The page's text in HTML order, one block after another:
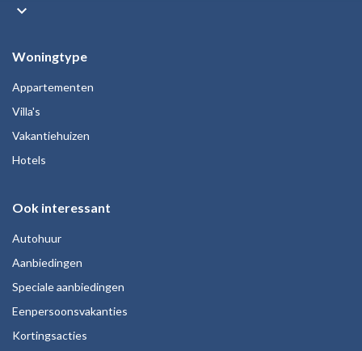
keyboard_arrow_down
Woningtype
Appartementen
Villa's
Vakantiehuizen
Hotels
Ook interessant
Autohuur
Aanbiedingen
Speciale aanbiedingen
Eenpersoonsvakanties
Kortingsacties